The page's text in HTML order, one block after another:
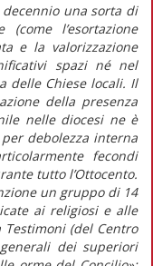
una sorta di
l’esortazione
e la valorizzazione
spazi né nel
delle Chiese locali. Il
della presenza
nelle diocesi ne è
debolezza interna
fecondi
tutto l’Ottocento.
un gruppo di 14
ai religiosi e alle
(del Centro
dei superiori